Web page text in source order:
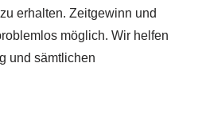
erhalten. Zeitgewinn und
möglich. Wir helfen
und sämtlichen